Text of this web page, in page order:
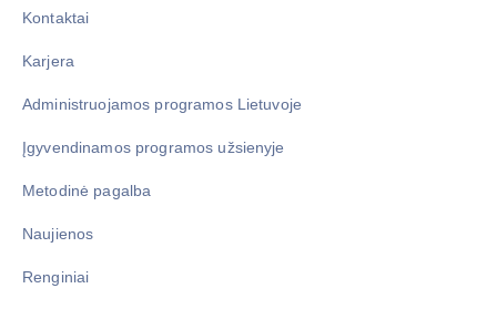
Kontaktai
Karjera
Administruojamos programos Lietuvoje
Įgyvendinamos programos užsienyje
Metodinė pagalba
Naujienos
Renginiai